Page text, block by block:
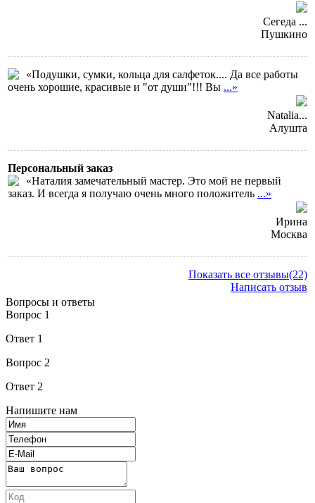
Сегеда ...
Пушкино
«Подушки, сумки, кольца для салфеток.... Да все работы
очень хорошие, красивые и "от души"!!! Вы ...»
Natalia...
Алушта
Персональный заказ
«Наталия замечательный мастер. Это мой не первый
заказ. И всегда я получаю очень много положитель ...»
Ирина
Москва
Показать все отзывы(22)
Написать отзыв
Вопросы и ответы
Вопрос 1
Ответ 1
Вопрос 2
Ответ 2
Напишите нам